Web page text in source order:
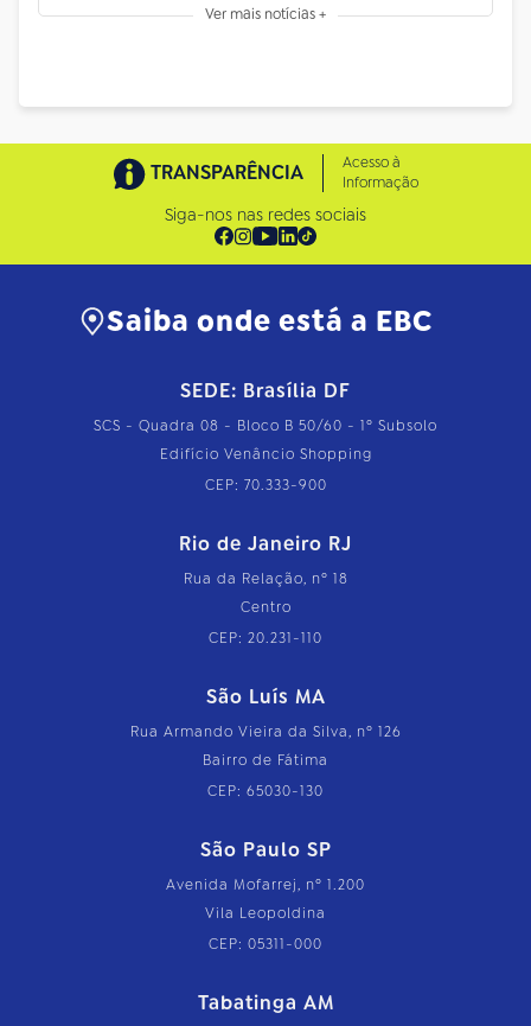
Ver mais notícias +
TRANSPARÊNCIA
Acesso à
Informação
Siga-nos nas redes sociais
Saiba onde está a EBC
SEDE: Brasília DF
SCS - Quadra 08 - Bloco B 50/60 - 1º Subsolo
Edifício Venâncio Shopping
CEP: 70.333-900
Rio de Janeiro RJ
Rua da Relação, nº 18
Centro
CEP: 20.231-110
São Luís MA
Rua Armando Vieira da Silva, nº 126
Bairro de Fátima
CEP: 65030-130
São Paulo SP
Avenida Mofarrej, nº 1.200
Vila Leopoldina
CEP: 05311-000
Tabatinga AM